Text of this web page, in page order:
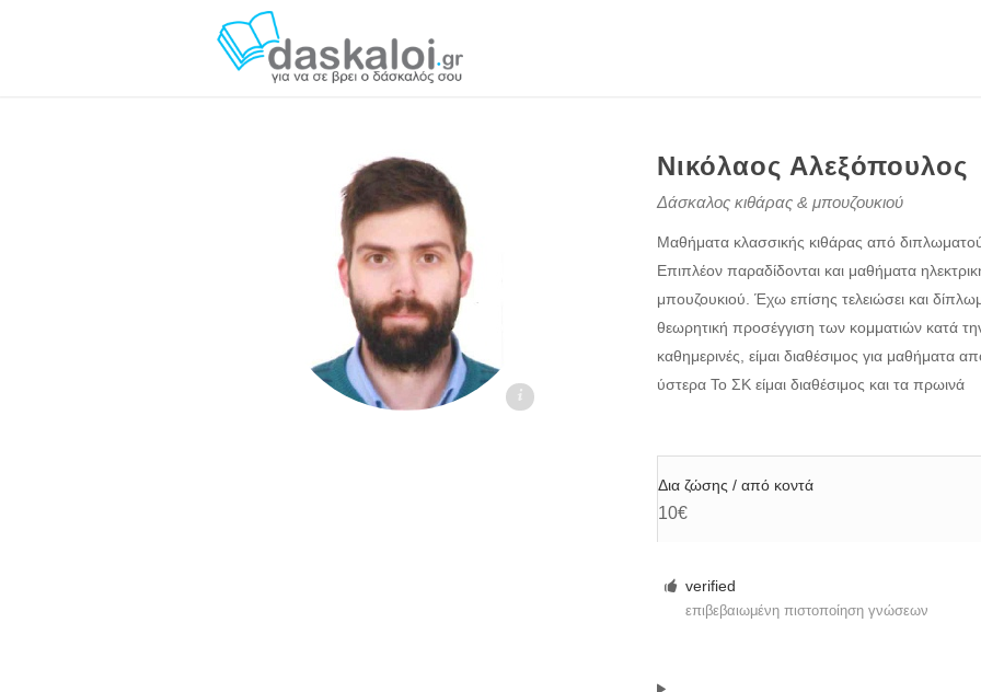
Νικόλαος Αλεξόπουλος daskaloi.gr
Νικόλαος Αλεξόπουλος
Δάσκαλος κιθάρας & μπουζουκιού
Μαθήματα κλασσικής κιθάρας από
Επιπλέον παραδίδονται και μαθήματα
μπουζουκιού. Έχω επίσης τελειώσει και
θεωρητική προσέγγιση των κομματιών κατά
καθημερινές, είμαι διαθέσιμος για μαθήματα
ύστερα Το ΣΚ είμαι διαθέσιμος και τα πρωινά
Δια ζώσης / από κοντά
10€
verified
επιβεβαιωμένη πιστοποίηση γνώσεων